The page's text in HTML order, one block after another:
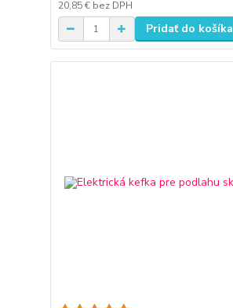
20,85 € bez DPH
Pridať do košíka